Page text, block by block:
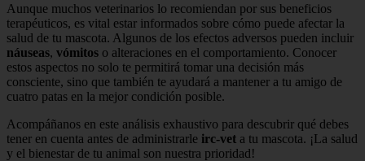
Aunque muchos veterinarios lo recomiendan por sus beneficios
terapéuticos, es vital estar informados sobre cómo puede afectar la
salud de tu mascota. Algunos de los efectos adversos pueden incluir
náuseas, vómitos o alteraciones en el comportamiento. Conocer
estos aspectos no solo te permitirá tomar una decisión más
consciente, sino que también te ayudará a mantener a tu amigo de
cuatro patas en la mejor condición posible.
Acompáñanos en este análisis exhaustivo para descubrir qué debes
tener en cuenta antes de administrarle irc-vet a tu mascota. ¡La salud
y el bienestar de tu animal son nuestra prioridad!